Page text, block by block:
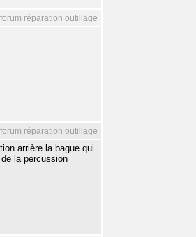
réparation outillage
réparation outillage
arrière la bague qui
la percussion